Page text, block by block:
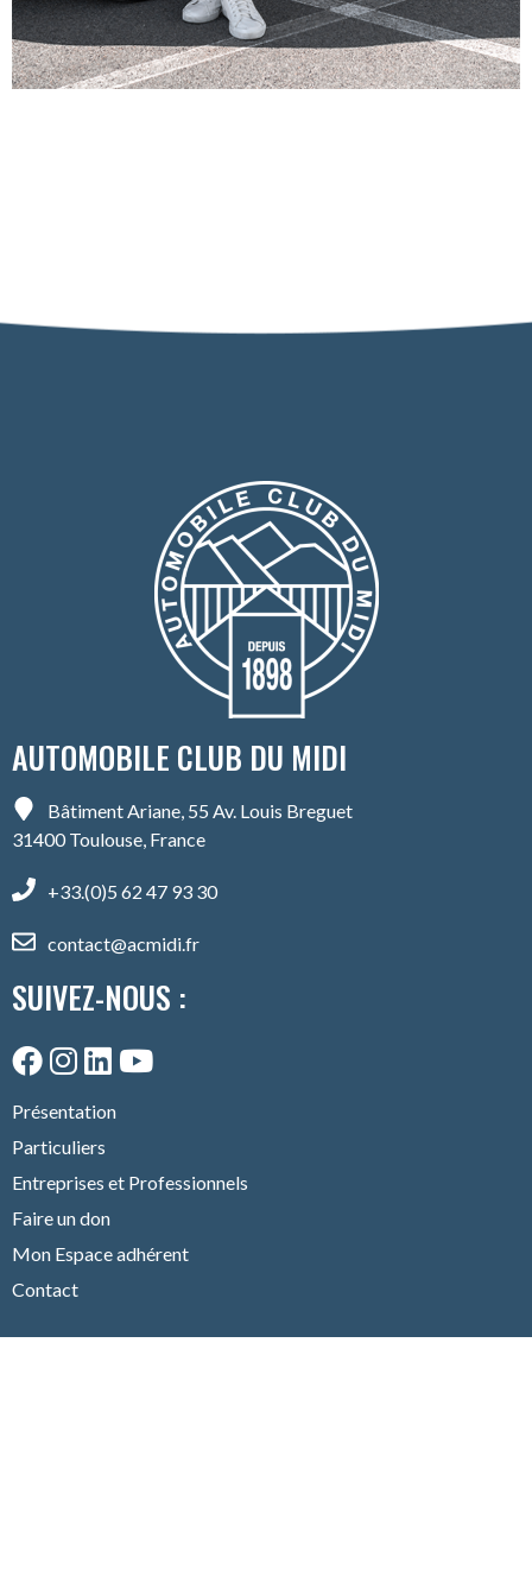
AUTOMOBILE CLUB DU MIDI
Bâtiment Ariane, 55 Av. Louis Breguet
31400 Toulouse, France
+33.(0)5 62 47 93 30
contact@acmidi.fr
SUIVEZ-NOUS :
Présentation
Particuliers
Entreprises et Professionnels
Faire un don
Mon Espace adhérent
Contact